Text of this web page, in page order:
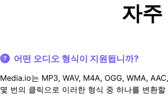
자주
? 어떤 오디오 형식이 지원됩니까?
Media.io는 MP3, WAV, M4A, OGG, WMA,
몇 번의 클릭으로 이러한 형식 중 하나를 변환할